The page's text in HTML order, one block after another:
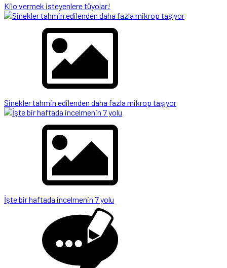
Kilo vermek isteyenlere tüyolar!
Sinekler tahmin edilenden daha fazla mikrop taşıyor
İşte bir haftada incelmenin 7 yolu